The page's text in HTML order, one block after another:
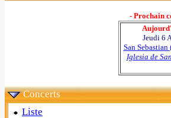
- Prochain
Jeudi 6
San Sebastian
Iglesia de
Concerts
Liste